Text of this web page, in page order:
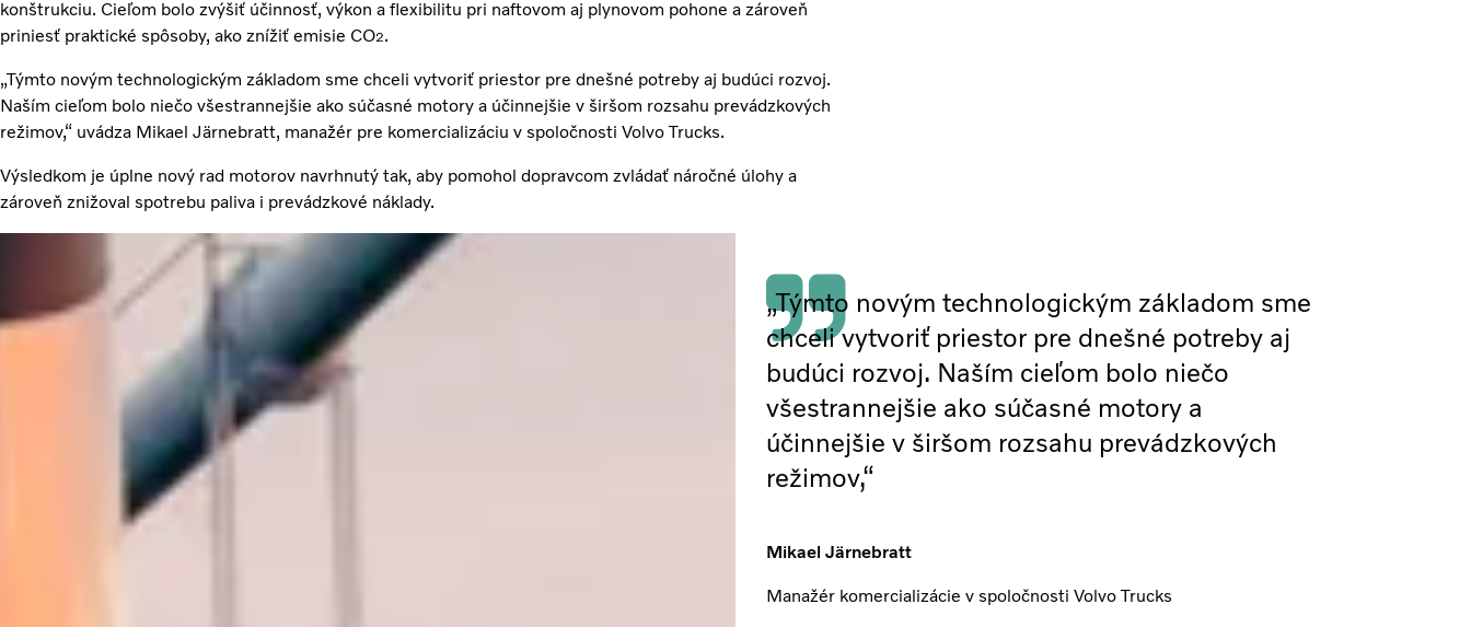
konštrukciu. Cieľom bolo zvýšiť účinnosť, výkon a flexibilitu pri naftovom aj plynovom pohone a zároveň
priniesť praktické spôsoby, ako znížiť emisie CO2.
„Týmto novým technologickým základom sme chceli vytvoriť priestor pre dnešné potreby aj budúci rozvoj.
Naším cieľom bolo niečo všestrannejšie ako súčasné motory a účinnejšie v širšom rozsahu prevádzkových
režimov,“ uvádza Mikael Järnebratt, manažér pre komercializáciu v spoločnosti Volvo Trucks.
Výsledkom je úplne nový rad motorov navrhnutý tak, aby pomohol dopravcom zvládať náročné úlohy a
zároveň znižoval spotrebu paliva i prevádzkové náklady.
„Týmto novým technologickým základom sme
chceli vytvoriť priestor pre dnešné potreby aj
budúci rozvoj. Naším cieľom bolo niečo
všestrannejšie ako súčasné motory a
účinnejšie v širšom rozsahu prevádzkových
režimov,“
Mikael Järnebratt
Manažér komercializácie v spoločnosti Volvo Trucks